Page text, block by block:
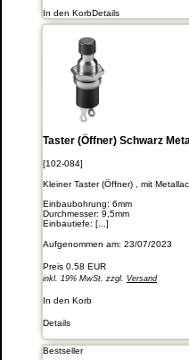
In den KorbDetails
Taster (Öffner) Schwarz
[102-084]
Kleiner Taster (Öffner) , mit
Einbaubohrung: 6mm
Durchmesser: 9,5mm
Einbautiefe: [...]
Aufgenommen am: 23/07/2023
Preis 0.58 EUR
inkl. 19% MwSt. zzgl. Versand
In den Korb
Details
Bestseller